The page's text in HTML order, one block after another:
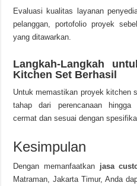
Evaluasi kualitas layanan
pelanggan, portofolio proyek
yang ditawarkan.
Langkah-Langkah
Kitchen Set Berhasil
Untuk memastikan proyek kitchen
tahap dari perencanaan hingga
cermat dan sesuai dengan
Kesimpulan
Dengan memanfaatkan jasa
Matraman, Jakarta Timur, Anda